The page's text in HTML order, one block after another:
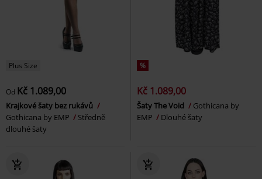
Plus Size
Od Kč 1.089,00
Krajkové šaty bez rukávů
Gothicana by EMP
Středně
dlouhé šaty
%
Kč 1.089,00
Šaty The Void
Gothicana by
EMP
Dlouhé šaty